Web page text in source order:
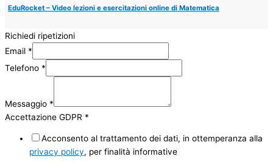
EduRocket – Video lezioni e esercitazioni online di Matematica
Richiedi ripetizioni
Email *
Telefono *
Messaggio *
Accettazione GDPR *
Acconsento al trattamento dei dati, in ottemperanza alla
privacy policy, per finalità informative